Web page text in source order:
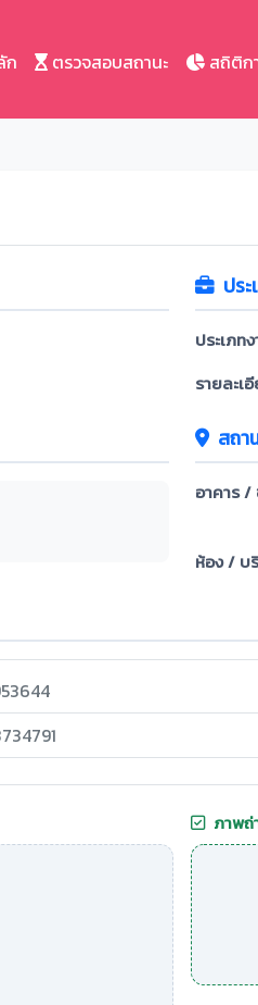
ก ตรวจสอบสถานะ สถิติก
ปร
ประเภท
รายละเ
สถา
อาคาร /
ห้อง / บ
ภาพถ่